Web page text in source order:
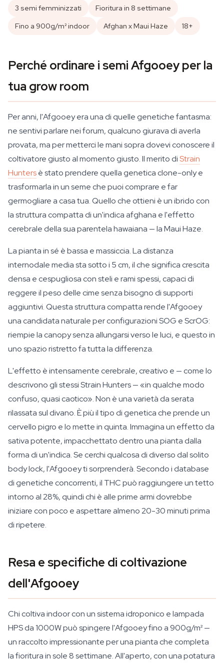
3 semi femminizzati
Fioritura in 8 settimane
Fino a 900g/m² indoor
Afghan x Maui Haze 18+
Perché ordinare i semi Afgooey per la
tua grow room
Per anni, l'Afgooey era una di quelle genetiche fantasma:
ne sentivi parlare nei forum, qualcuno giurava di averla
provata, ma per metterci le mani sopra dovevi conoscere il
coltivatore giusto al momento giusto. Il merito diStrain
Huntersè stato prendere quella genetica clone-only e
trasformarla in un seme che puoi comprare e far
germogliare a casa tua. Quello che ottieni è un ibrido con
la struttura compatta di un'indica afghana e l'effetto
cerebrale della sua parentela hawaiana — la Maui Haze.
La pianta in sé è bassa e massiccia. La distanza
internodale media sta sotto i 5 cm, il che significa crescita
densa e cespugliosa con steli e rami spessi, capaci di
reggere il peso delle cime senza bisogno di supporti
aggiuntivi. Questa struttura compatta rende l'Afgooey
una candidata naturale per configurazioni SOG e ScrOG:
riempie la canopy senza allungarsi verso le luci, e questo in
uno spazio ristretto fa tutta la differenza.
L'effetto è intensamente cerebrale, creativo e — come lo
descrivono gli stessi Strain Hunters — «in qualche modo
confuso, quasi caotico». Non è una varietà da serata
rilassata sul divano. È più il tipo di genetica che prende un
cervello pigro e lo mette in quinta. Immagina un effetto da
sativa potente, impacchettato dentro una pianta dalla
forma di un'indica. Se cerchi qualcosa di diverso dal solito
body lock, l'Afgooey ti sorprenderà. Secondo i database
di genetiche concorrenti, il THC può raggiungere un tetto
intorno al 28%, quindi chi è alle prime armi dovrebbe
iniziare con poco e aspettare almeno 20-30 minuti prima
di ripetere.
Resa e specifiche di coltivazione
dell'Afgooey
Chi coltiva indoor con un sistema idroponico e lampada
HPS da 1000W può spingere l'Afgooey fino a 900g/m² —
un raccolto impressionante per una pianta che completa
la fioritura in sole 8 settimane. All'aperto, con una potatura